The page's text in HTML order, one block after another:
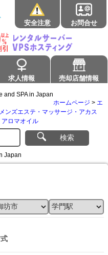
安全注意 お問合せ
求人情報 売却店舗情報
and SPA in Japan
ホームページ > エ
ンズエステ・マッサージ・アカス
ロマオイル
検索
Japan